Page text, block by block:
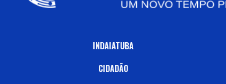
INDAIATUBA
CIDADÃO